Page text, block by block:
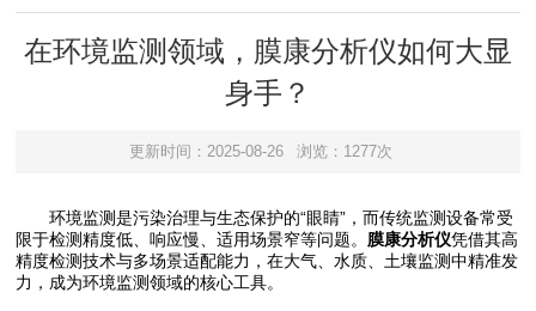
在环境监测领域，膜康分析仪如何大显
身手？
更新时间：2025-08-26 浏览：1277次
环境监测是污染治理与生态保护的“眼睛”，而传统监测设备常受
限于检测精度低、响应慢、适用场景窄等问题。 膜康分析仪凭借其高
精度检测技术与多场景适配能力，在大气、水质、土壤监测中精准发
力，成为环境监测领域的核心工具。​